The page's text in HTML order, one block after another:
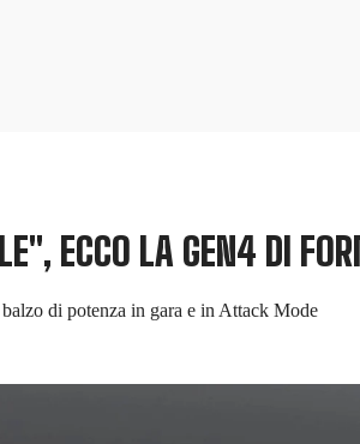
ECCO LA GEN4 DI
di potenza in gara e in Attack Mode